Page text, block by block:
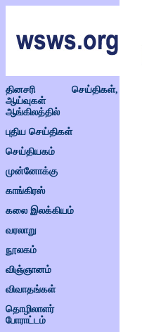
தினசரி செய்திகள்,
ஆய்வுகள்
ஆங்கிலத்தில்
புதிய செய்திகள்
செய்தியகம்
முன்னோக்கு
காங்கிரஸ்
கலை இலக்கியம்
வரலாறு
நூலகம்
விஞ்ஞானம்
விவாதங்கள்
தொழிலாளர்
போராட்டம்